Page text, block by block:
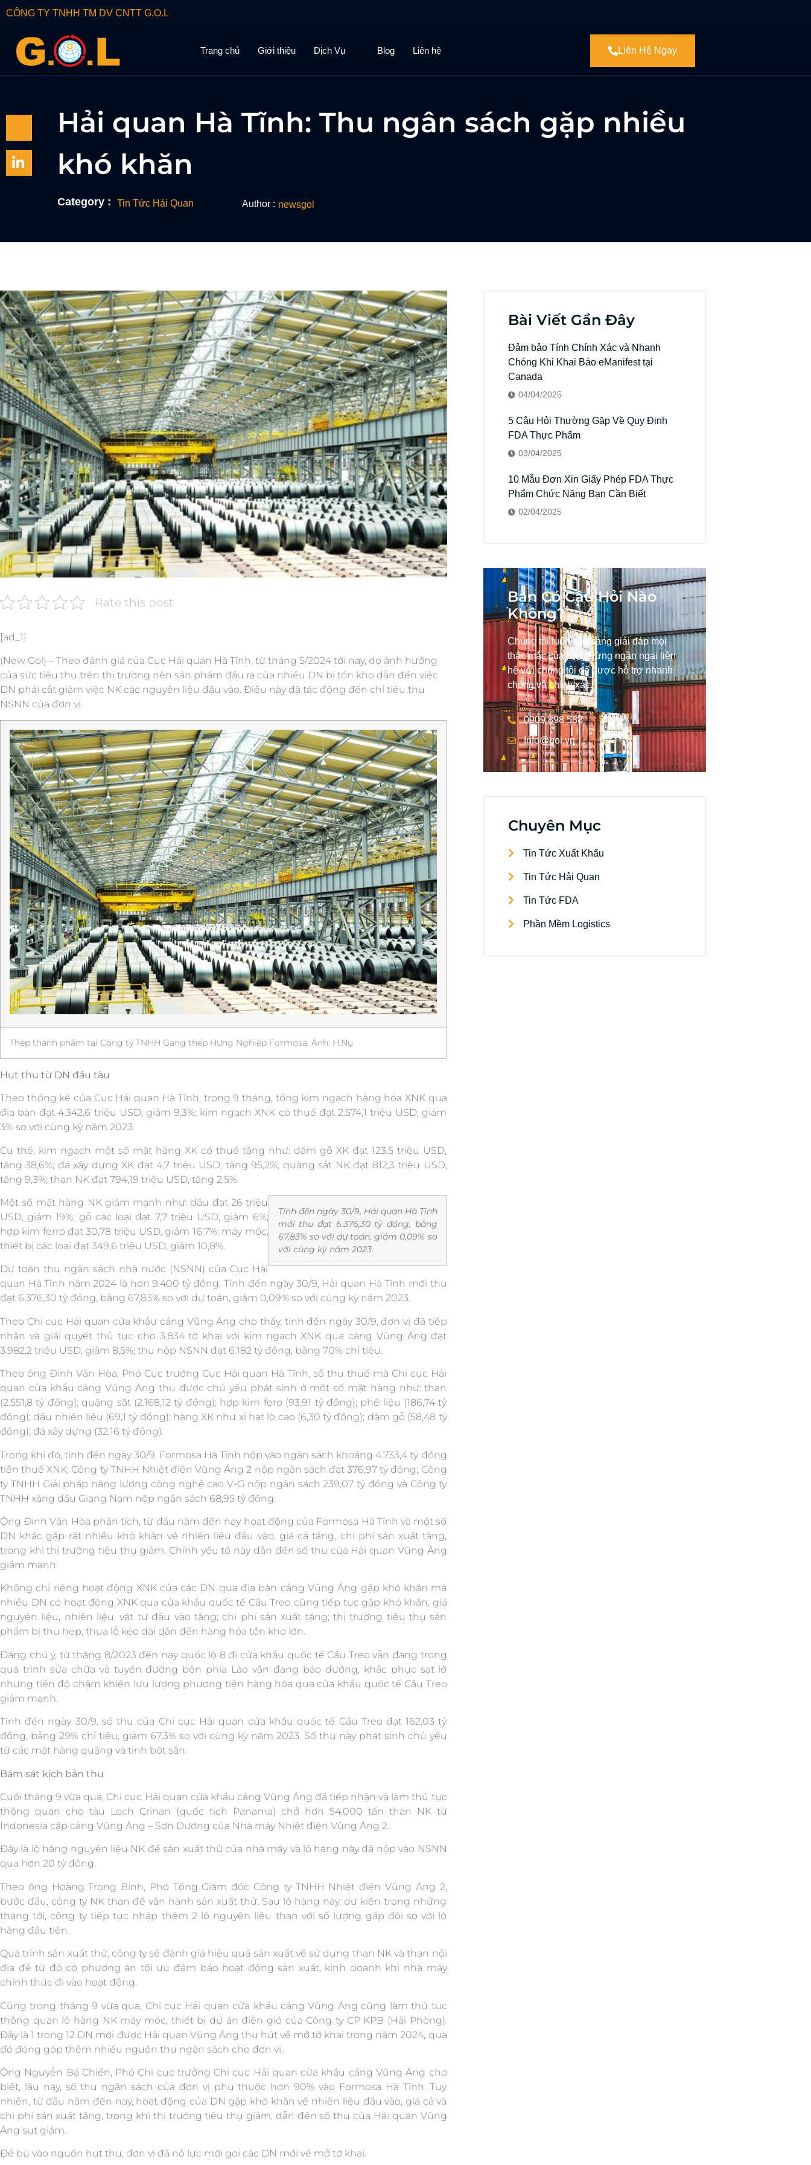
CÔNG TY TNHH TM DV CNTT G.O.L
Trang chủ Giới thiệu Dịch Vụ Blog Liên hệ Liên Hệ Ngay
Hải quan Hà Tĩnh: Thu ngân sách gặp nhiều
khó khăn
Category : Tin Tức Hải Quan Author : newsgol
Rate this post
[ad_1]
(New Gol) – Theo đánh giá của Cục Hải quan Hà Tĩnh, từ tháng 5/2024 tới nay, do ảnh hưởng
của sức tiêu thụ trên thị trường nên sản phẩm đầu ra của nhiều DN bị tồn kho dẫn đến việc
DN phải cắt giảm việc NK các nguyên liệu đầu vào. Điều này đã tác động đến chỉ tiêu thu
NSNN của đơn vị.
Thép thành phẩm tại Công ty TNHH Gang thép Hưng Nghiệp Formosa. Ảnh: H.Nụ
Hụt thu từ DN đầu tàu
Theo thống kê của Cục Hải quan Hà Tĩnh, trong 9 tháng, tổng kim ngạch hàng hóa XNK qua
địa bàn đạt 4.342,6 triệu USD, giảm 9,3%; kim ngạch XNK có thuế đạt 2.574,1 triệu USD, giảm
3% so với cùng kỳ năm 2023.
Cụ thể, kim ngạch một số mặt hàng XK có thuế tăng như: dăm gỗ XK đạt 123,5 triệu USD,
tăng 38,6%; đá xây dựng XK đạt 4,7 triệu USD, tăng 95,2%; quặng sắt NK đạt 812,3 triệu USD,
tăng 9,3%; than NK đạt 794,19 triệu USD, tăng 2,5%.
Tính đến ngày 30/9, Hải quan Hà Tĩnh
mới thu đạt 6.376,30 tỷ đồng, bằng
67,83% so với dự toán, giảm 0,09% so
với cùng kỳ năm 2023.
Một số mặt hàng NK giảm mạnh như: dầu đạt 26 triệu
USD, giảm 19%; gỗ các loại đạt 7,7 triệu USD, giảm 6%;
hợp kim ferro đạt 30,78 triệu USD, giảm 16,7%; máy móc,
thiết bị các loại đạt 349,6 triệu USD, giảm 10,8%.
Dự toán thu ngân sách nhà nước (NSNN) của Cục Hải
quan Hà Tĩnh năm 2024 là hơn 9.400 tỷ đồng. Tính đến ngày 30/9, Hải quan Hà Tĩnh mới thu
đạt 6.376,30 tỷ đồng, bằng 67,83% so với dự toán, giảm 0,09% so với cùng kỳ năm 2023.
Theo Chi cục Hải quan cửa khẩu cảng Vũng Áng cho thấy, tính đến ngày 30/9, đơn vị đã tiếp
nhận và giải quyết thủ tục cho 3.834 tờ khai với kim ngạch XNK qua cảng Vũng Áng đạt
3.982,2 triệu USD, giảm 8,5%; thu nộp NSNN đạt 6.182 tỷ đồng, bằng 70% chỉ tiêu.
Theo ông Đinh Văn Hòa, Phó Cục trưởng Cục Hải quan Hà Tĩnh, số thu thuế mà Chi cục Hải
quan cửa khẩu cảng Vũng Áng thu được chủ yếu phát sinh ở một số mặt hàng như: than
(2.551,8 tỷ đồng); quặng sắt (2.168,12 tỷ đồng); hợp kim fero (93,91 tỷ đồng); phế liệu (186,74 tỷ
đồng); dầu nhiên liệu (69,1 tỷ đồng); hàng XK như xỉ hạt lò cao (6,30 tỷ đồng); dăm gỗ (58,48 tỷ
đồng); đá xây dựng (32,16 tỷ đồng).
Trong khi đó, tính đến ngày 30/9, Formosa Hà Tĩnh nộp vào ngân sách khoảng 4.733,4 tỷ đồng
tiền thuế XNK; Công ty TNHH Nhiệt điện Vũng Áng 2 nộp ngân sách đạt 376,97 tỷ đồng; Công
ty TNHH Giải pháp năng lượng công nghệ cao V-G nộp ngân sách 239,07 tỷ đồng và Công ty
TNHH xăng dầu Giang Nam nộp ngân sách 68,95 tỷ đồng.
Ông Đinh Văn Hòa phân tích, từ đầu năm đến nay hoạt động của Formosa Hà Tĩnh và một số
DN khác gặp rất nhiều khó khăn về nhiên liệu đầu vào, giá cả tăng, chi phí sản xuất tăng,
trong khi thị trường tiêu thụ giảm. Chính yếu tố này dẫn đến số thu của Hải quan Vũng Áng
giảm mạnh.
Không chỉ riêng hoạt động XNK của các DN qua địa bàn cảng Vũng Áng gặp khó khăn mà
nhiều DN có hoạt động XNK qua cửa khẩu quốc tế Cầu Treo cũng tiếp tục gặp khó khăn, giá
nguyên liệu, nhiên liệu, vật tư đầu vào tăng; chi phí sản xuất tăng; thị trường tiêu thụ sản
phẩm bị thu hẹp, thua lỗ kéo dài dẫn đến hàng hóa tồn kho lớn.
Đáng chú ý, từ tháng 8/2023 đến nay quốc lộ 8 đi cửa khẩu quốc tế Cầu Treo vẫn đang trong
quá trình sửa chữa và tuyến đường bên phía Lào vẫn đang bảo dưỡng, khắc phục sạt lở
nhưng tiến độ chậm khiến lưu lượng phương tiện hàng hóa qua cửa khẩu quốc tế Cầu Treo
giảm mạnh.
Tính đến ngày 30/9, số thu của Chi cục Hải quan cửa khẩu quốc tế Cầu Treo đạt 162,03 tỷ
đồng, bằng 29% chỉ tiêu, giảm 67,3% so với cùng kỳ năm 2023. Số thu này phát sinh chủ yếu
từ các mặt hàng quặng và tinh bột sắn.
Bám sát kịch bản thu
Cuối tháng 9 vừa qua, Chi cục Hải quan cửa khẩu cảng Vũng Áng đã tiếp nhận và làm thủ tục
thông quan cho tàu Loch Crinan (quốc tịch Panama) chở hơn 54.000 tấn than NK từ
Indonesia cập cảng Vũng Áng – Sơn Dương của Nhà máy Nhiệt điện Vũng Áng 2.
Đây là lô hàng nguyên liệu NK để sản xuất thử của nhà máy và lô hàng này đã nộp vào NSNN
qua hơn 20 tỷ đồng.
Theo ông Hoàng Trọng Bính, Phó Tổng Giám đốc Công ty TNHH Nhiệt điện Vũng Áng 2,
bước đầu, công ty NK than để vận hành sản xuất thử. Sau lô hàng này, dự kiến trong những
tháng tới, công ty tiếp tục nhập thêm 2 lô nguyên liệu than với số lượng gấp đôi so với lô
hàng đầu tiên.
Quá trình sản xuất thử, công ty sẽ đánh giá hiệu quả sản xuất về sử dụng than NK và than nội
địa để từ đó có phương án tối ưu đảm bảo hoạt động sản xuất, kinh doanh khi nhà máy
chính thức đi vào hoạt động.
Cũng trong tháng 9 vừa qua, Chi cục Hải quan cửa khẩu cảng Vũng Áng cũng làm thủ tục
thông quan lô hàng NK máy móc, thiết bị dự án điện gió của Công ty CP KPB (Hải Phòng).
Đây là 1 trong 12 DN mới được Hải quan Vũng Áng thu hút về mở tờ khai trong năm 2024, qua
đó đóng góp thêm nhiều nguồn thu ngân sách cho đơn vị.
Ông Nguyễn Bá Chiến, Phó Chi cục trưởng Chi cục Hải quan cửa khẩu cảng Vũng Áng cho
biết, lâu nay, số thu ngân sách của đơn vị phụ thuộc hơn 90% vào Formosa Hà Tĩnh. Tuy
nhiên, từ đầu năm đến nay, hoạt động của DN gặp khó khăn về nhiên liệu đầu vào, giá cả và
chi phí sản xuất tăng, trong khi thị trường tiêu thụ giảm, dẫn đến số thu của Hải quan Vũng
Áng sụt giảm.
Để bù vào nguồn hụt thu, đơn vị đã nỗ lực mời gọi các DN mới về mở tờ khai.
Bài Viết Gần Đây
Đảm bảo Tính Chính Xác và Nhanh
Chóng Khi Khai Báo eManifest tại
Canada
04/04/2025
5 Câu Hỏi Thường Gặp Về Quy Định
FDA Thực Phẩm
03/04/2025
10 Mẫu Đơn Xin Giấy Phép FDA Thực
Phẩm Chức Năng Bạn Cần Biết
02/04/2025
Bạn Có Câu Hỏi Nào
Không?
Chúng tôi luôn sẵn sàng giải đáp mọi
thắc mắc của bạn. Đừng ngần ngại liên
hệ với chúng tôi để được hỗ trợ nhanh
chóng và chính xác.
0909 898 588
Info@gol.vn
Chuyên Mục
Tin Tức Xuất Khẩu
Tin Tức Hải Quan
Tin Tức FDA
Phần Mềm Logistics